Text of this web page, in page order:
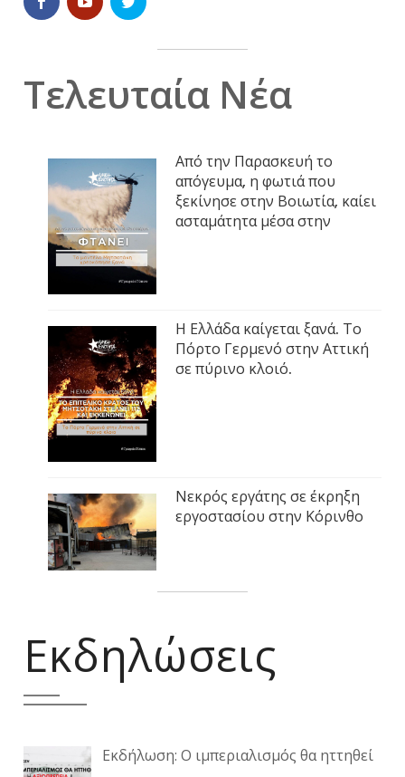
Τελευταία Νέα
Από την Παρασκευή το
απόγευμα, η φωτιά που
ξεκίνησε στην Βοιωτία, καίει
ασταμάτητα μέσα στην
Η Ελλάδα καίγεται ξανά. Το
Πόρτο Γερμενό στην Αττική
σε πύρινο κλοιό.
Νεκρός εργάτης σε έκρηξη
εργοστασίου στην Κόρινθο
Εκδηλώσεις
Εκδήλωση: Ο ιμπεριαλισμός θα ηττηθεί